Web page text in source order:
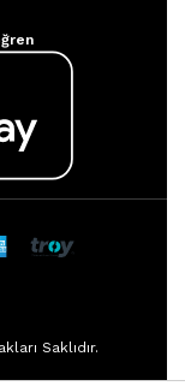
Saklıdır.